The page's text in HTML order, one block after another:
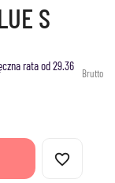
S
rata od 29.36
Brutto
favorite_border